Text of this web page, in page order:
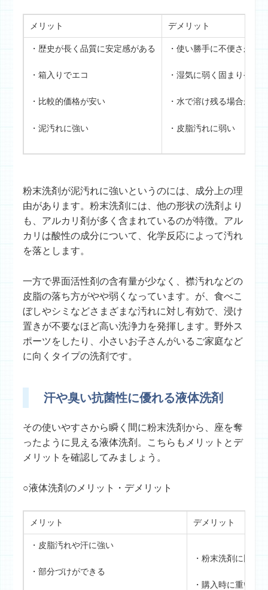
メリット デメリット
・歴史が長く品質に安定感がある
・箱入りでエコ
・比較的価格が安い
・泥汚れに強い
・使い勝手に不便さがあ
・湿気に弱く固まりやす
・水で溶け残る場合があ
・皮脂汚れに弱い
粉末洗剤が泥汚れに強いというのには、成分上の理
由があります。粉末洗剤には、他の形状の洗剤より
も、アルカリ剤が多く含まれているのが特徴。アル
カリは酸性の成分について、化学反応によって汚れ
を落とします。
一方で界面活性剤の含有量が少なく、襟汚れなどの
皮脂の落ち方がやや弱くなっています。が、食べこ
ぼしやシミなどさまざまな汚れに対し有効で、浸け
置きが不要なほど高い洗浄力を発揮します。野外ス
ポーツをしたり、小さいお子さんがいるご家庭など
に向くタイプの洗剤です。
汗や臭い抗菌性に優れる液体洗剤
その使いやすさから瞬く間に粉末洗剤から、座を奪
ったように見える液体洗剤。こちらもメリットとデ
メリットを確認してみましょう。
○液体洗剤のメリット・デメリット
メリット デメリット
・皮脂汚れや汗に強い
・部分づけができる
・粉末洗剤に比較
・購入時に重い